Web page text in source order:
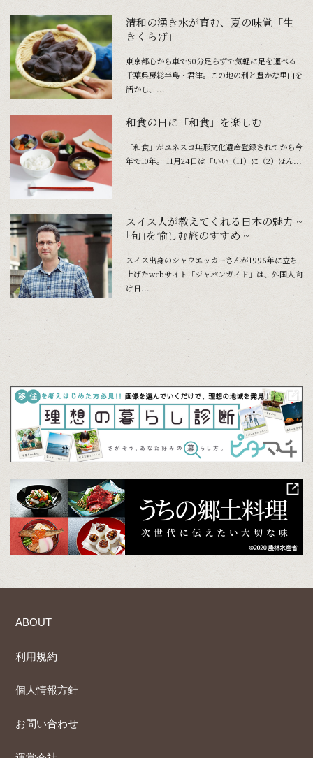
清和の湧き水が育む、夏の味覚「生
きくらげ」
東京都心から車で90分足らずで気軽に足を運べる
千葉県房総半島・君津。この地の利と豊かな里山を
活かし、...
和食の日に「和食」を楽しむ
「和食」がユネスコ無形文化遺産登録されてから今
年で10年。 11月24日は「いい（11）に（2）ほん...
スイス人が教えてくれる日本の魅力 ~
｢旬｣を愉しむ旅のすすめ ~
スイス出身のシャウエッカーさんが1996年に立ち
上げたwebサイト「ジャパンガイド」は、外国人向
け日...
ABOUT
利用規約
個人情報方針
お問い合わせ